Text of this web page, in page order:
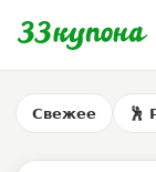
Свежее 🕺